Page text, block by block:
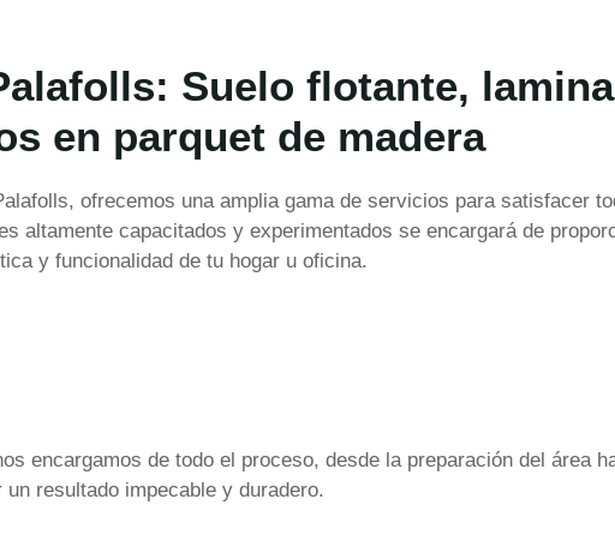
Suelo flotante,
en parquet de madera
ofrecemos una amplia gama de servicios para satisfacer
altamente capacitados y experimentados se encargará de
y funcionalidad de tu hogar u oficina.
encargamos de todo el proceso, desde la preparación del área
resultado impecable y duradero.